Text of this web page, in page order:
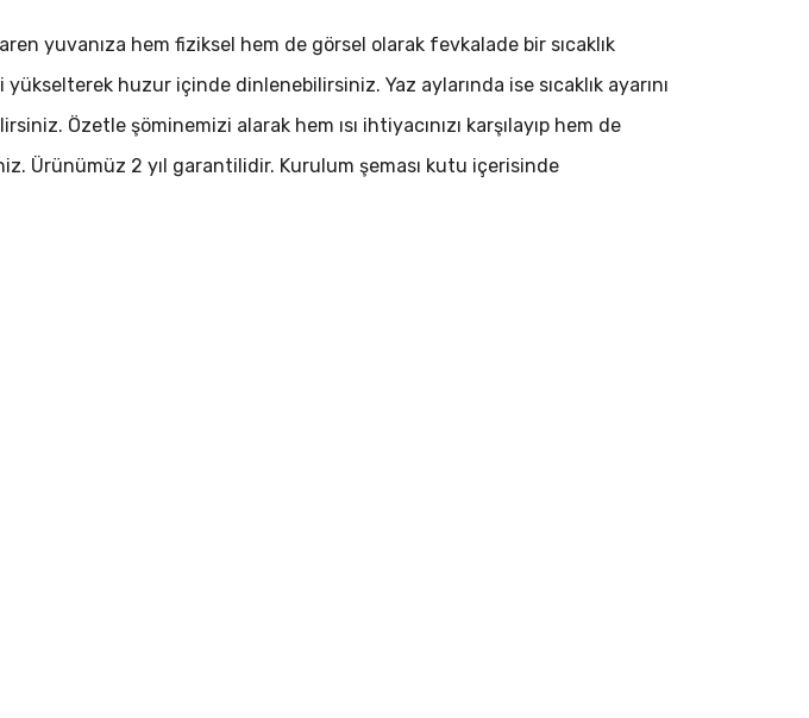
yuvanıza hem fiziksel hem de görsel olarak fevkalade bir sıcaklık
huzur içinde dinlenebilirsiniz. Yaz aylarında ise sıcaklık ayarını
Özetle şöminemizi alarak hem ısı ihtiyacınızı karşılayıp hem de
Ürünümüz 2 yıl garantilidir. Kurulum şeması kutu içerisinde